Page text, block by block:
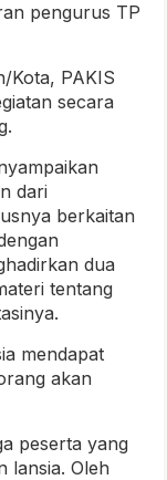
pengurus TP
Kota, PAKIS
secara
dari
berkaitan
dua
tentang
mendapat
akan
peserta yang
lansia. Oleh